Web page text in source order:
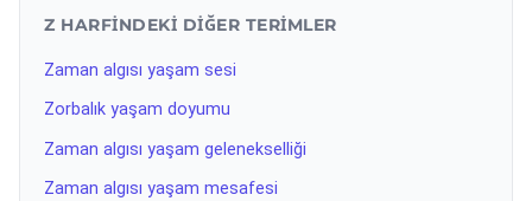
Z HARFINDEKI DIĞER TERIMLER
Zaman algısı yaşam sesi
Zorbalık yaşam doyumu
Zaman algısı yaşam gelenekselliği
Zaman algısı yaşam mesafesi